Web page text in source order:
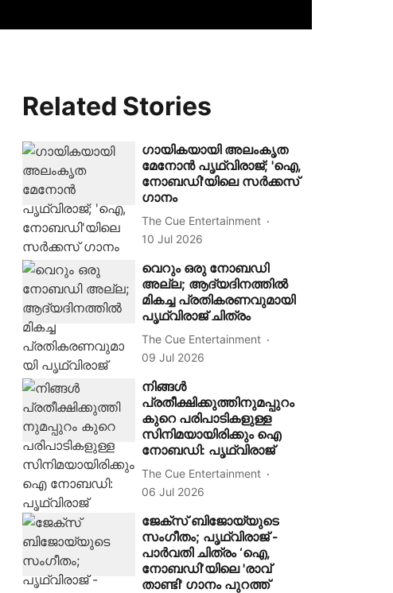
Related Stories
ഗായികയായി അലംകൃത
മേനോൻ പൃഥ്വിരാജ്; 'ഐ,
നോബഡി'യിലെ സർക്കസ്
ഗാനം
The Cue Entertainment
10 Jul 2026
വെറും ഒരു നോബഡി
അല്ല; ആദ്യദിനത്തിൽ
മികച്ച പ്രതികരണവുമായി
പൃഥ്വിരാജ് ചിത്രം
The Cue Entertainment
09 Jul 2026
നിങ്ങൾ
പ്രതീക്ഷിക്കുത്തിനുമപ്പുറം
കുറെ പരിപാടികളുള്ള
സിനിമയായിരിക്കും ഐ
നോബഡി: പൃഥ്വിരാജ്
The Cue Entertainment
06 Jul 2026
ജേക്സ് ബിജോയ്‌യുടെ
സംഗീതം; പൃഥ്വിരാജ് -
പാർവതി ചിത്രം ‘ഐ,
നോബഡി’യിലെ 'രാവ്
താണ്ടി' ഗാനം പുറത്ത്